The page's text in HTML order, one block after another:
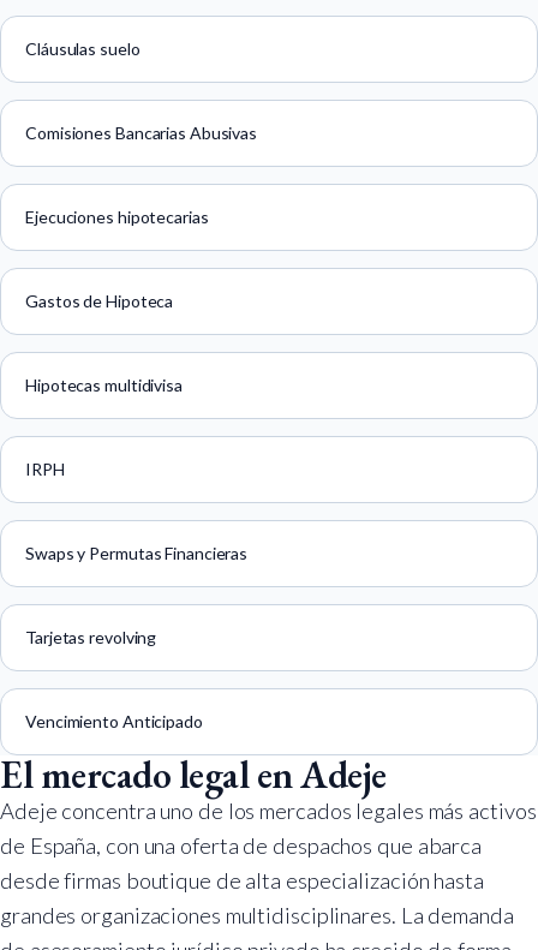
Cláusulas suelo
Comisiones Bancarias Abusivas
Ejecuciones hipotecarias
Gastos de Hipoteca
Hipotecas multidivisa
IRPH
Swaps y Permutas Financieras
Tarjetas revolving
Vencimiento Anticipado
El mercado legal en Adeje
Adeje concentra uno de los mercados legales más activos
de España, con una oferta de despachos que abarca
desde firmas boutique de alta especialización hasta
grandes organizaciones multidisciplinares. La demanda